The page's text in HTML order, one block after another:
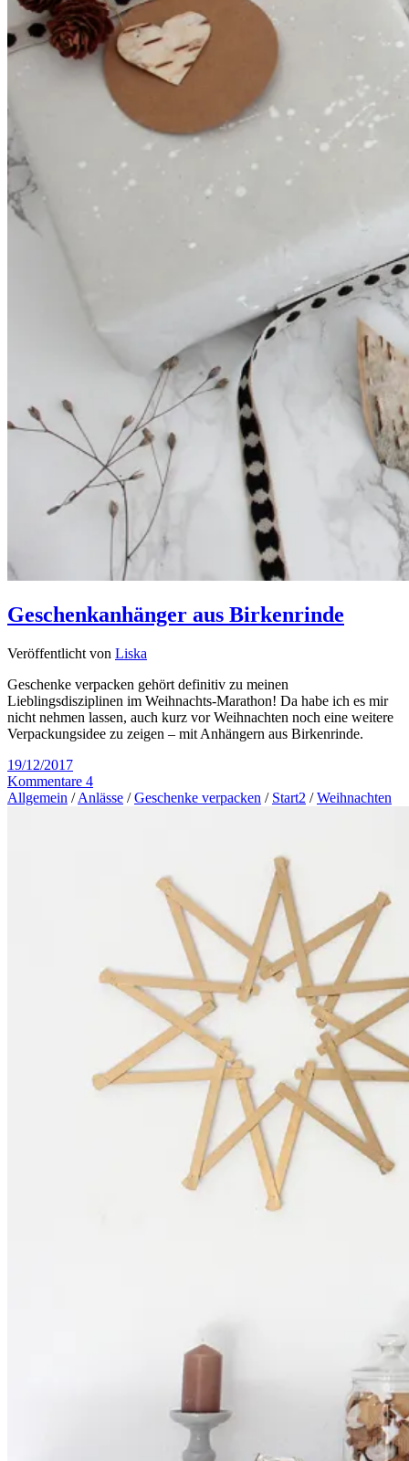
Geschenkanhänger aus Birkenrinde
Veröffentlicht von Liska
Geschenke verpacken gehört definitiv zu meinen
Lieblingsdisziplinen im Weihnachts-Marathon! Da habe ich es mir
nicht nehmen lassen, auch kurz vor Weihnachten noch eine weitere
Verpackungsidee zu zeigen – mit Anhängern aus Birkenrinde.
19/12/2017
Kommentare 4
Allgemein /Anlässe /Geschenke verpacken / Start2 /Weihnachten